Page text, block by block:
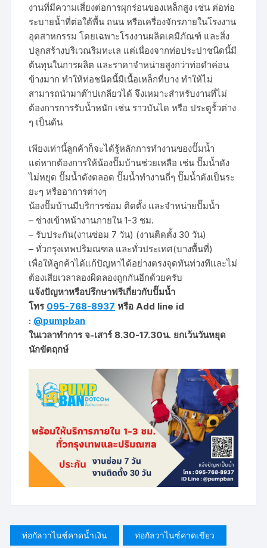
งานที่มีความเสี่ยงต่อการผุกร่อนของเหล็กสูง เช่น ต่อท่อ
ระบายน้ำที่ต่อใต้พื้น ถนน หรือเครื่องจักรภายในโรงงาน
อุตสาหกรรม โดยเฉพาะโรงงานผลิตเคมีภัณฑ์ และสิ่ง
ปลูกสร้างบริเวณริมทะเล แต่เนื่องจากท่อประปาชนิดนี้มี
ต้นทุนในการผลิต และราคาจำหน่ายสูงกว่าท่อดำค่อน
ข้างมาก ทำให้ท่อชนิดนี้มีเนื้อเหล็กที่บาง ทำให้ไม่
สามารถนำมาต๊าปเกลียวได้ จึงเหมาะสำหรับงานที่ไม่
ต้องการการรับน้ำหนัก เช่น ราวบันได หรือ ประตูรั้วต่าง
ๆ เป็นต้น
เพียงเท่านี้ลูกค้าก็จะได้รู้หลักการทำงานของปั๊มน้ำ
แต่หากต้องการให้น้องปั๊มบ้านช่วยเหลือ เช่น ปั๊มน้ำดัง
ไม่หยุด ปั๊มน้ำดังตลอด ปั๊มน้ำทำงานถี่ๆ ปั๊มน้ำดังเป็นระ
ยะๆ หรืออาการต่างๆ
น้องปั๊มบ้านมีบริการซ่อม ติดตั้ง และจำหน่ายปั๊มน้ำ
– ช่างเข้าหน้างานภายใน 1-3 ชม.
– รับประกัน(งานซ่อม 7 วัน) (งานติดตั้ง 30 วัน)
– ทั่วกรุงเทพปริมณฑล และทั่วประเทศ(บางพื้นที่)
เพื่อให้ลูกค้าได้แก้ปัญหาได้อย่างตรงจุดทันท่วงทีและไม่
ต้องเสียเวลาลองผิดลองถูกกันอีกด้วยครับ
แจ้งปัญหาหรือปรึกษาฟรีเกี่ยวกับปั๊มน้ำ
โทร 095-768-8937 หรือ Add line id
: @pumpban
ในเวลาทำการ จ-เสาร์ 8.30-17.30น. ยกเว้นวันหยุด
นักขัตฤกษ์
ท่อกัลวาไนซ์คาดน้ำเงิน ท่อกัลวาไนซ์คาดเขียว